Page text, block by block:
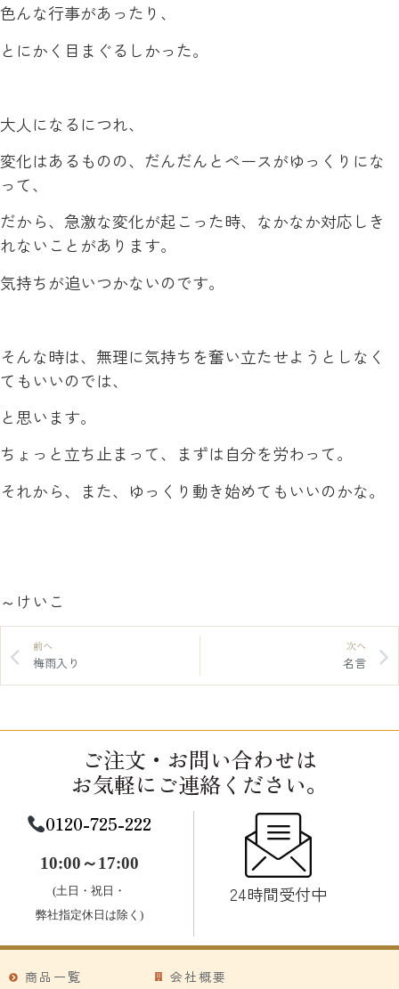
色んな行事があったり、
とにかく目まぐるしかった。
大人になるにつれ、
変化はあるものの、だんだんとペースがゆっくりにな
って、
だから、急激な変化が起こった時、なかなか対応しき
れないことがあります。
気持ちが追いつかないのです。
そんな時は、無理に気持ちを奮い立たせようとしなく
てもいいのでは、
と思います。
ちょっと立ち止まって、まずは自分を労わって。
それから、また、ゆっくり動き始めてもいいのかな。
～けいこ
前へ
梅雨入り
次へ
名言
ご注文・お問い合わせは
お気軽にご連絡ください。
0120-725-222
10:00～17:00
(土日・祝日・
弊社指定休日は除く)
24時間受付中
商品一覧 会社概要